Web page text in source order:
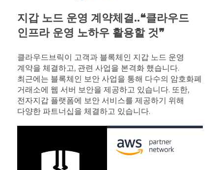
지갑 노드 운영 계약체결..❝클라우드
인프라 운영 노하우 활용할 것❞
클라우드브릭이 고객과 블록체인 지갑 노드 운영
계약을 체결하고, 관련 사업을 본격화 했습니다.
최근에는 블록체인 보안 사업을 통해 다수의 암호화폐
거래소에 웹 서버 보안을 제공하고 있습니다. 또한,
전자지갑 플랫폼에 보안 서비스를 제공하기 위해
다양한 파트너십을 체결하고 있습니다.